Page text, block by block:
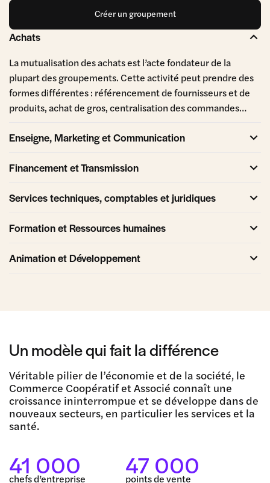
Créer un groupement
Achats
La mutualisation des achats est l’acte fondateur de la
plupart des groupements. Cette activité peut prendre des
formes différentes : référencement de fournisseurs et de
produits, achat de gros, centralisation des commandes…
Enseigne, Marketing et Communication
Financement et Transmission
Services techniques, comptables et juridiques
Formation et Ressources humaines
Animation et Développement
Un modèle qui fait la différence
Véritable pilier de l’économie et de la société, le
Commerce Coopératif et Associé connaît une
croissance ininterrompue et se développe dans de
nouveaux secteurs, en particulier les services et la
santé.
41 000
chefs d’entreprise 47 000
points de vente